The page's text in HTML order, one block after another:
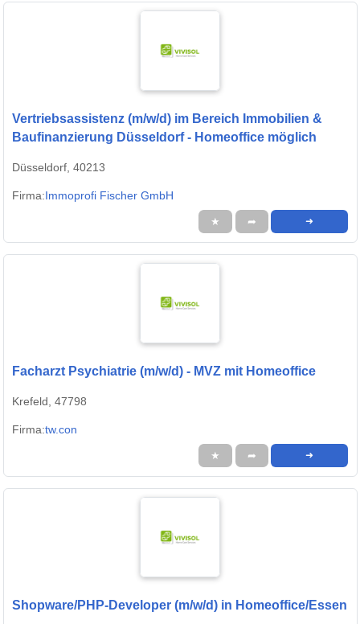
Vertriebsassistenz (m/w/d) im Bereich Immobilien &
Baufinanzierung Düsseldorf - Homeoffice möglich
Düsseldorf, 40213
Firma:Immoprofi Fischer GmbH
★ ➦ ➜
Facharzt Psychiatrie (m/w/d) - MVZ mit Homeoffice
Krefeld, 47798
Firma:tw.con
★ ➦ ➜
Shopware/PHP-Developer (m/w/d) in Homeoffice/Essen